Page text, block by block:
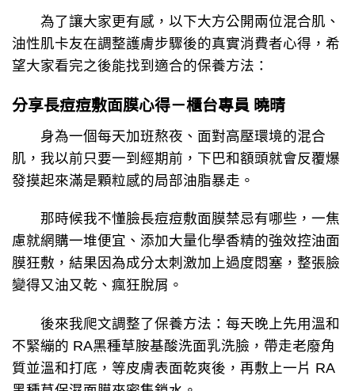
為了讓大家更有感，以下大方公開兩位混合肌、
油性肌卡友在調整護膚步驟後的真實消費者心得，希
望大家看完之後能找到適合的保養方法：
分享長痘痘敷面膜心得－櫃台專員 曉晴
身為一個每天加班熬夜、面對高壓環境的混合
肌，我以前只要一到經期前，下巴和額頭就會反覆爆
發摸起來滿是顆粒感的局部油脂暴走。
那時候我不懂臉長痘痘敷面膜禁忌有哪些，一焦
慮就網購一堆便宜、添加大量化學香精的強效控油面
膜狂敷，結果因為成分太刺激加上過度悶塞，整張臉
變得又油又乾、瘋狂脫屑。
後來我爬文調整了保養方法：每天晚上先用溫和
不緊繃的 RA黑種草胺基酸洗面乳洗臉，帶走老廢角
質並溫和打底，等皮膚表面乾爽後，再敷上一片 RA